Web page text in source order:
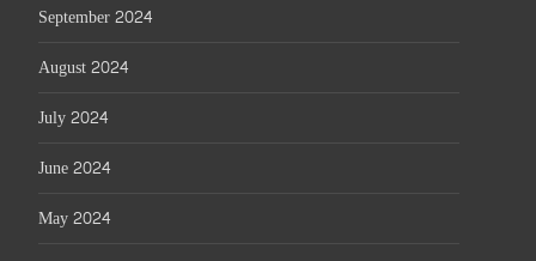
September 2024
August 2024
July 2024
June 2024
May 2024